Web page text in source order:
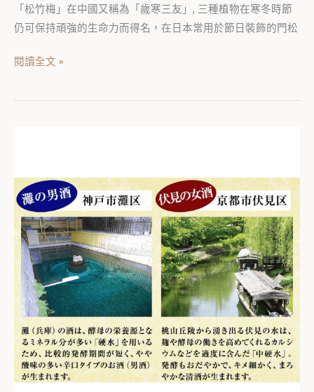
「松竹梅」在中國又稱為「歲寒三友」, 三種植物在寒冬時節
仍可保持頑強的生命力而得名，在日本常用於節日裝飾的門松
力
閱讀全文 »
酒、
伏
見
の
女
酒、
新
潟
の
淡
麗